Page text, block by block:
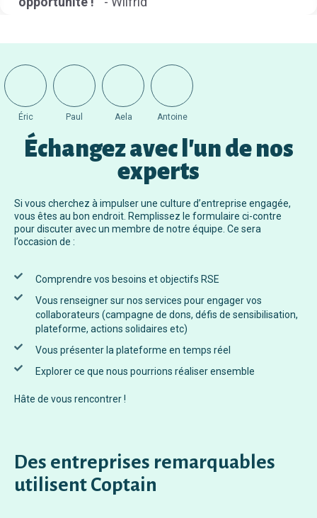
Éric Paul Aela Antoine
Échangez avec l'un de nos
experts
Si vous cherchez à impulser une culture d’entreprise engagée,
vous êtes au bon endroit. Remplissez le formulaire ci-contre
pour discuter avec un membre de notre équipe. Ce sera
l’occasion de :
Comprendre vos besoins et objectifs RSE
Vous renseigner sur nos services pour engager vos
collaborateurs (campagne de dons, défis de sensibilisation,
plateforme, actions solidaires etc)
Vous présenter la plateforme en temps réel
Explorer ce que nous pourrions réaliser ensemble
Hâte de vous rencontrer !
Des entreprises remarquables
utilisent Coptain